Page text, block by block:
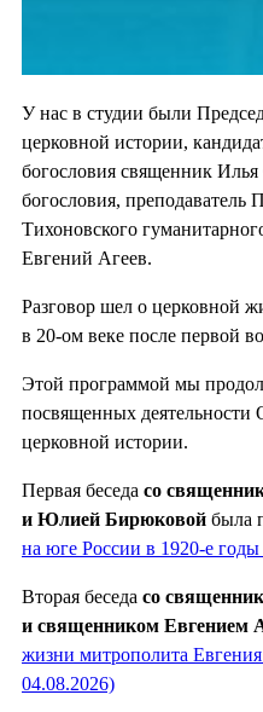
У нас в студии были
церковной истории,
богословия священник
богословия, преподаватель
Тихоновского
Евгений Агеев.
Разговор шел о церковной
в 20-ом веке после первой
Этой программой мы
посвященных деятельности
церковной истории.
Первая беседа со
и Юлией Бирюковой была
на юге России в 1920-е
Вторая беседа со
и священником Евгением
жизни митрополита
04.08.2026)